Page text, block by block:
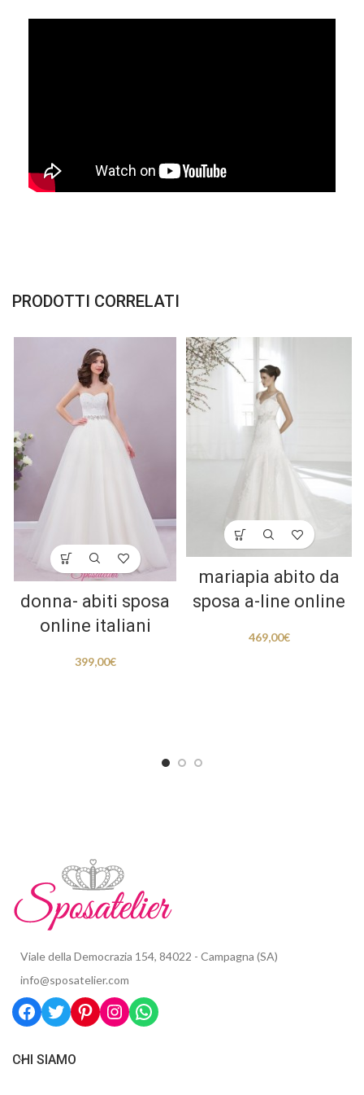
PRODOTTI CORRELATI
donna- abiti sposa
online italiani
399,00€
mariapia abito da
sposa a-line online
469,00€
Viale della Democrazia 154, 84022 - Campagna (SA)
info@sposatelier.com
CHI SIAMO